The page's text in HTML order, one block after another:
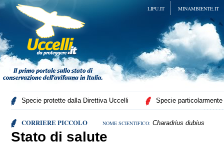
MINAMBIENTE.IT
LIPU.IT
Specie protette dalla Direttiva Uccelli Specie
CORRIERE PICCOLO NOME SCIENTIFICO: Charadrius dubius
Stato di salute